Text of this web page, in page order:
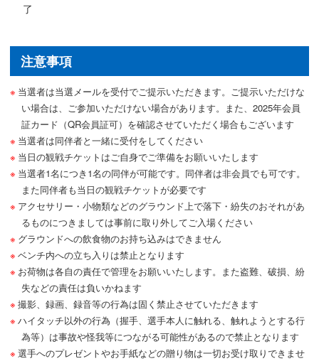
了
注意事項
当選者は当選メールを受付でご提示いただきます。ご提示いただけな
い場合は、ご参加いただけない場合があります。また、2025年会員
証カード（QR会員証可）を確認させていただく場合もございます
当選者は同伴者と一緒に受付をしてください
当日の観戦チケットはご自身でご準備をお願いいたします
当選者1名につき1名の同伴が可能です。同伴者は非会員でも可です。
また同伴者も当日の観戦チケットが必要です
アクセサリー・小物類などのグラウンド上で落下・紛失のおそれがあ
るものにつきましては事前に取り外してご入場ください
グラウンドへの飲食物のお持ち込みはできません
ベンチ内への立ち入りは禁止となります
お荷物は各自の責任で管理をお願いいたします。また盗難、破損、紛
失などの責任は負いかねます
撮影、録画、録音等の行為は固く禁止させていただきます
ハイタッチ以外の行為（握手、選手本人に触れる、触れようとする行
為等）は事故や怪我等につながる可能性があるので禁止となります
選手へのプレゼントやお手紙などの贈り物は一切お受け取りできませ